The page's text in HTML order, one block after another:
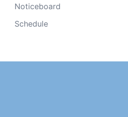
Noticeboard
Schedule